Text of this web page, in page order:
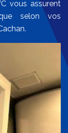
vous assurent
selon vos